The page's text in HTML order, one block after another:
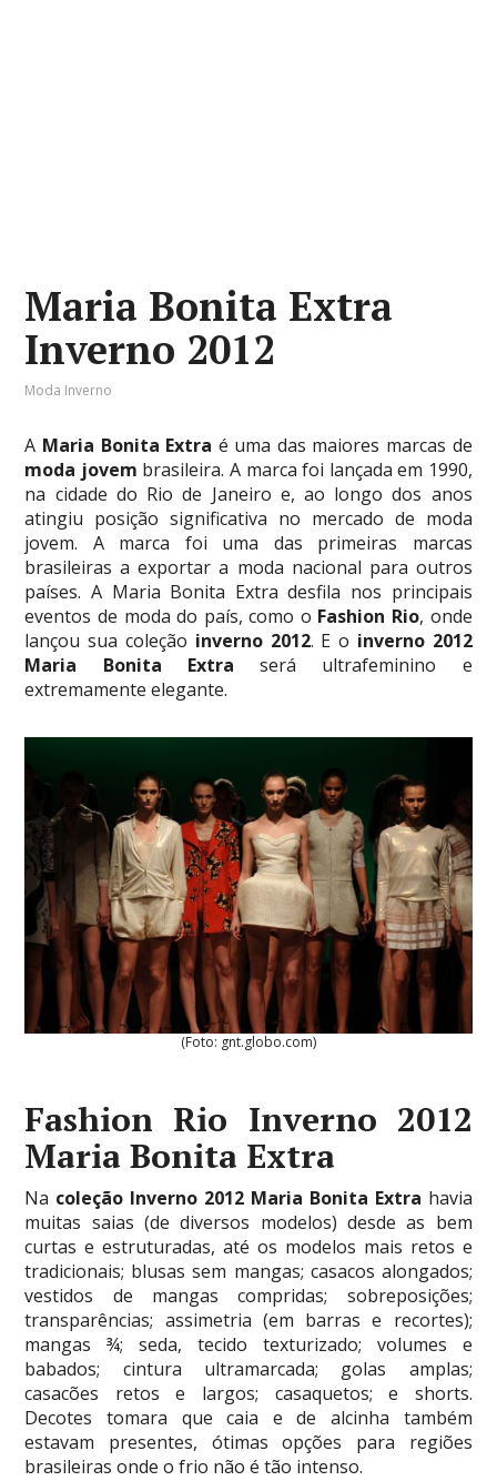
Maria Bonita Extra
Inverno 2012
Moda Inverno
A Maria Bonita Extra é uma das maiores marcas de
moda jovem brasileira. A marca foi lançada em 1990,
na cidade do Rio de Janeiro e, ao longo dos anos
atingiu posição significativa no mercado de moda
jovem. A marca foi uma das primeiras marcas
brasileiras a exportar a moda nacional para outros
países. A Maria Bonita Extra desfila nos principais
eventos de moda do país, como o Fashion Rio, onde
lançou sua coleção inverno 2012. E o inverno 2012
Maria Bonita Extra será ultrafeminino e
extremamente elegante.
(Foto: gnt.globo.com)
Fashion Rio Inverno 2012
Maria Bonita Extra
Na coleção Inverno 2012 Maria Bonita Extra havia
muitas saias (de diversos modelos) desde as bem
curtas e estruturadas, até os modelos mais retos e
tradicionais; blusas sem mangas; casacos alongados;
vestidos de mangas compridas; sobreposições;
transparências; assimetria (em barras e recortes);
mangas ¾; seda, tecido texturizado; volumes e
babados; cintura ultramarcada; golas amplas;
casacões retos e largos; casaquetos; e shorts.
Decotes tomara que caia e de alcinha também
estavam presentes, ótimas opções para regiões
brasileiras onde o frio não é tão intenso.